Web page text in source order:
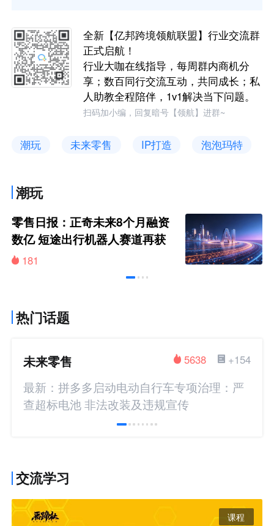
全新【亿邦跨境领航联盟】行业交流群
正式启航！
行业大咖在线指导，每周群内商机分
享；数百同行交流互动，共同成长；私
人助教全程陪伴，1v1解决当下问题。
扫码加小编，回复暗号【领航】进群~
潮玩 未来零售 IP打造 泡泡玛特
潮玩
零售日报：正奇未来8个月融资
数亿 短途出行机器人赛道再获
资本加注
181
热门话题
未来零售 +154
5638
最新：拼多多启动电动自行车专项治理：严
查超标电池 非法改装及违规宣传
交流学习
课程